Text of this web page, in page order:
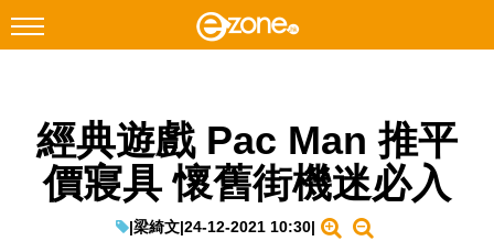
Facebook Instagram
科技焦點
經典遊戲 Pac Man 推平
價寢具 懷舊街機迷必入
|梁綺文|24-12-2021 10:30|